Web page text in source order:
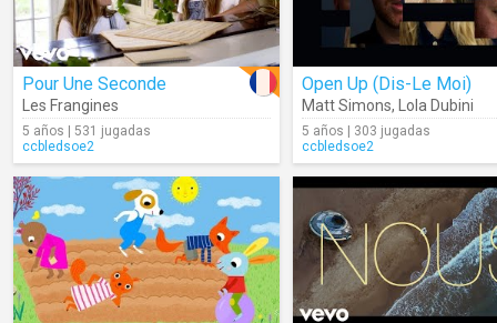
Pour Une Seconde
Les Frangines
5 años | 531 jugadas
ccbledsoe2
Open Up (Dis-Le Moi)
Matt Simons, Lola Dubini
5 años | 303 jugadas
ccbledsoe2